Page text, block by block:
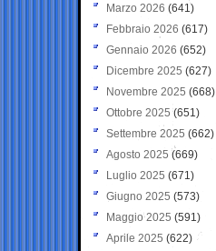
Marzo 2026 (641)
Febbraio 2026 (617)
Gennaio 2026 (652)
Dicembre 2025 (627)
Novembre 2025 (668)
Ottobre 2025 (651)
Settembre 2025 (662)
Agosto 2025 (669)
Luglio 2025 (671)
Giugno 2025 (573)
Maggio 2025 (591)
Aprile 2025 (622)